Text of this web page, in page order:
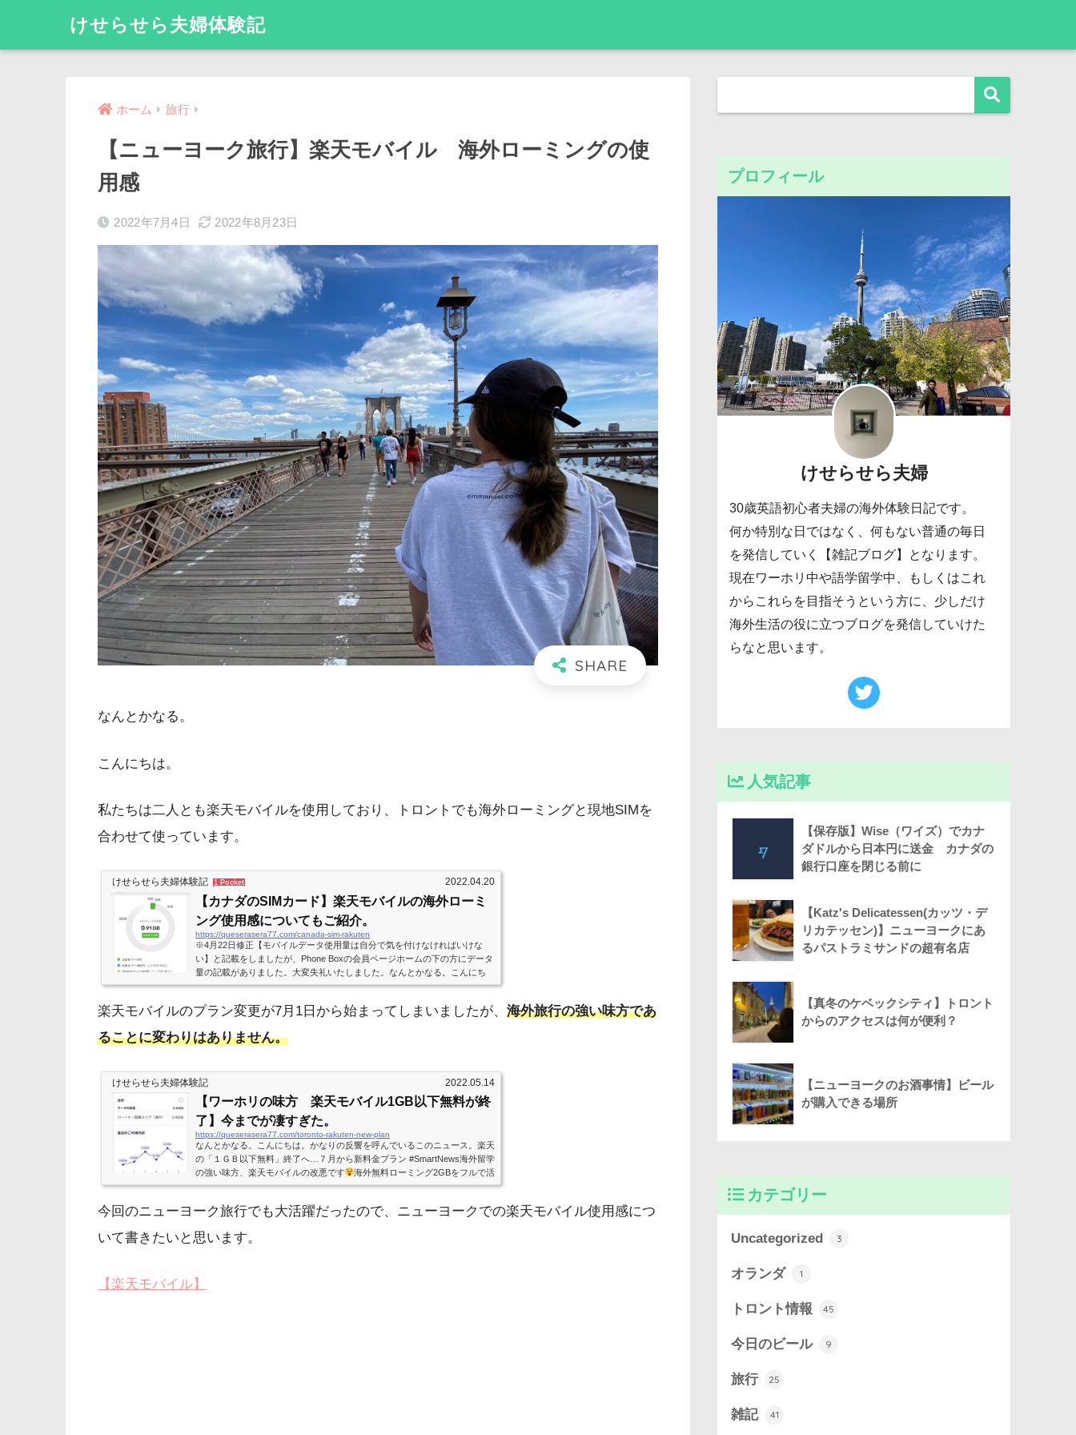
けせらせら夫婦体験記
ホーム 旅行
【ニューヨーク旅行】楽天モバイル 海外ローミングの使
用感
2022年7月4日 2022年8月23日
なんとかなる。
こんにちは。
私たちは二人とも楽天モバイルを使用しており、トロントでも海外ローミングと現地SIMを
合わせて使っています。
けせらせら夫婦体験記 1 Pocket 2022.04.20
【カナダのSIMカード】楽天モバイルの海外ローミ
ング使用感についてもご紹介。
https://queserasera77.com/canada-sim-rakuten
※4月22日修正【モバイルデータ使用量は自分で気を付けなければいけな
い】と記載をしましたが、Phone Boxの会員ページホームの下の方にデータ
量の記載がありました。大変失礼いたしました。なんとかなる。こんにち
は。最近の発見は、マクドナルドのWi-Fiが意外と早いことです。先日、ス
っとだけコーヒーとお店の雰囲気を妥協すれば、マクドナルドは勉強や何か
外出先でのインターネットは必...
楽天モバイルのプラン変更が7月1日から始まってしまいましたが、 海外旅行の強い味方であ
ることに変わりはありません。
けせらせら夫婦体験記 2022.05.14
【ワーホリの味方 楽天モバイル1GB以下無料が終
了】今までが凄すぎた。
https://queserasera77.com/toronto-rakuten-new-plan
なんとかなる。こんにちは。かなりの反響を呼んでいるこのニュース。楽天
の「１ＧＢ以下無料」終了へ…７月から新料金プラン #SmartNews海外留学
の強い味方、楽天モバイルの改悪です
海外無料ローミング2GBをフルで活
用して、月額1,078円(税込み)で維持しているのがいいのかもしれません
8z— けせらせら夫婦
Sep.2021ワーホリ (@queserasera_117) May 13, 202
カードの改悪や楽天証券の改悪な...
今回のニューヨーク旅行でも大活躍だったので、ニューヨークでの楽天モバイル使用感につ
いて書きたいと思います。
【楽天モバイル】
プロフィール
けせらせら夫婦
30歳英語初心者夫婦の海外体験日記です。
何か特別な日ではなく、何もない普通の毎日
を発信していく【雑記ブログ】となります。
現在ワーホリ中や語学留学中、もしくはこれ
からこれらを目指そうという方に、少しだけ
海外生活の役に立つブログを発信していけた
らなと思います。
人気記事
【保存版】Wise（ワイズ）でカナ
ダドルから日本円に送金 カナダの
銀行口座を閉じる前に
【Katz's Delicatessen(カッツ・デ
リカテッセン)】ニューヨークにあ
るパストラミサンドの超有名店
【真冬のケベックシティ】トロント
からのアクセスは何が便利？
【ニューヨークのお酒事情】ビール
が購入できる場所
カテゴリー
Uncategorized 3
オランダ 1
トロント情報 45
今日のビール 9
旅行 25
雑記 41